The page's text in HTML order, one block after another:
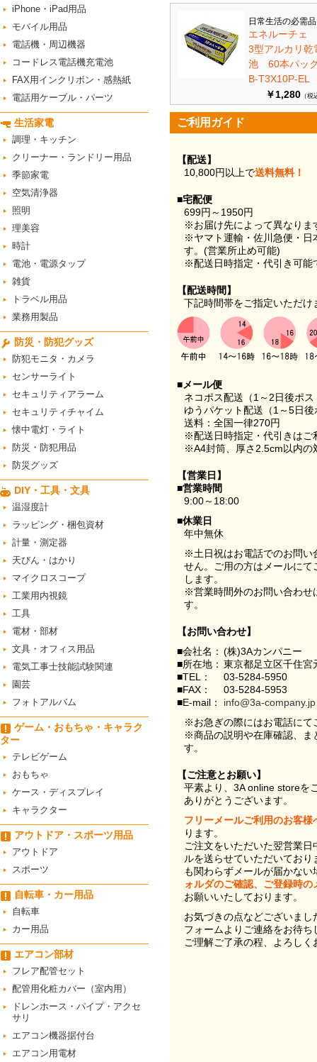
iPhone・iPad用品
モバイル用品
電話機・周辺機器
コードレス電話機充電池
FAX用インクリボン・感熱紙
電話用ケーブル・パーツ
生活家電
調理・キッチン
クリーナー・ランドリー用品
季節家電
空気清浄器
照明
理美容
時計
電池・電源タップ
雑貨
トラベル用品
業務用製品
防災・防犯グッズ
防犯モニタ・カメラ
センサーライト
セキュリティアラーム
セキュリティチャイム
懐中電灯・ライト
防災・防犯用品
防災グッズ
DIY・工具・文具
温湿度計
ラッピング・梱包資材
計量・測定器
天びん・はかり
マイクロスコープ
工業用内視鏡
工具
電材・部材
文具・オフィス用品
電気工事士技能試験関連
園芸
フォトアルバム
ゲーム・おもちゃ・キャラク
ター
テレビゲーム
おもちゃ
ケース・ディスプレイ
キャラクター
アウトドア・スポーツ用品
アウトドア
スポーツ
自転車・カー用品
自転車
カー用品
エアコン部材
フレア配管セット
配管用化粧カバー（室内用）
ドレンホース・パイプ・アクセ
サリ
エアコン機器据付台
エアコン用電材
日常生活の必需
エネルーチェ
3型アルカリ乾
池 60本パ
B-T3X10P-EL
￥1,280 （税
ご利用ガイド
【配送】
10,800円以上で送料無料！
■宅配便
699円～1950円
※お届け先によって異なりま
※ヤマト運輸・佐川急便・日
す。(営業所止め可能)
※配送日時指定・代引き可能
【配送時間】
下記時間帯をご指定いただけ
■メール便
ネコポス配送（1～2日後ポ
ゆうパケット配送（1～5日
送料：全国一律270円
※配送日時指定・代引きはご
※A4封筒、厚さ2.5cm以内の
【営業日】
■営業時間
9:00～18:00
■休業日
年中無休
※土日祝はお電話でのお問い
せん。ご用の方はメールに
します。
※営業時間外のお問い合わせ
す。
【お問い合わせ】
■会社名： (株)3Aカンパニー
■所在地： 東京都足立区千住
■TEL：
03-5284-5950
■FAX：
03-5284-5953
■E-mail：
info@3a-company.jp
※お急ぎの際にはお電話にて
※商品の説明や在庫確認、ま
す。
【ご注意とお願い】
平素より、3A online storeを
ありがとうございます。
フリーメールご利用のお客様
ります。
ご注文をいただいた翌営業
ルを送らせていただいてお
も関わらずメールが届かない
ォルダのご確認、ご登録時
お願いいたしております。
お気づきの点などございま
フォームよりご連絡をお待ち
ご理解ご了承の程、よろし